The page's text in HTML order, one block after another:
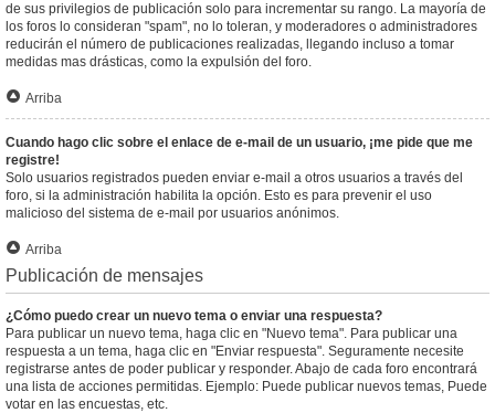
de sus privilegios de publicación solo para incrementar su rango. La mayoría de
los foros lo consideran "spam", no lo toleran, y moderadores o administradores
reducirán el número de publicaciones realizadas, llegando incluso a tomar
medidas mas drásticas, como la expulsión del foro.
Arriba
Cuando hago clic sobre el enlace de e-mail de un usuario, ¡me pide que me
registre!
Solo usuarios registrados pueden enviar e-mail a otros usuarios a través del
foro, si la administración habilita la opción. Esto es para prevenir el uso
malicioso del sistema de e-mail por usuarios anónimos.
Arriba
Publicación de mensajes
¿Cómo puedo crear un nuevo tema o enviar una respuesta?
Para publicar un nuevo tema, haga clic en "Nuevo tema". Para publicar una
respuesta a un tema, haga clic en "Enviar respuesta". Seguramente necesite
registrarse antes de poder publicar y responder. Abajo de cada foro encontrará
una lista de acciones permitidas. Ejemplo: Puede publicar nuevos temas, Puede
votar en las encuestas, etc.